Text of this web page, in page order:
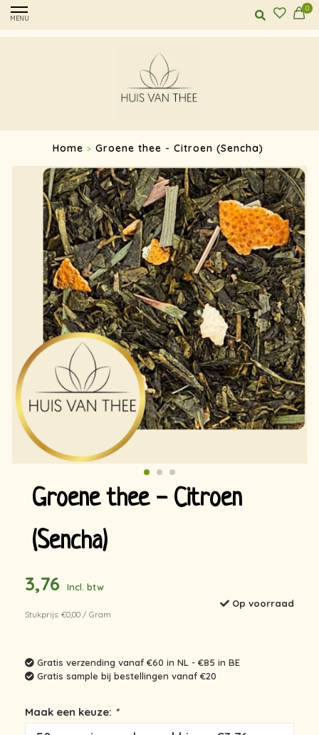
MENU
0
Home > Groene thee - Citroen (Sencha)
Groene thee - Citroen
(Sencha)
3,76
Incl. btw
Op voorraad
Stukprijs: €0,00 / Gram
Gratis verzending vanaf €60 in NL - €85 in BE
Gratis sample bij bestellingen vanaf €20
Maak een keuze: *